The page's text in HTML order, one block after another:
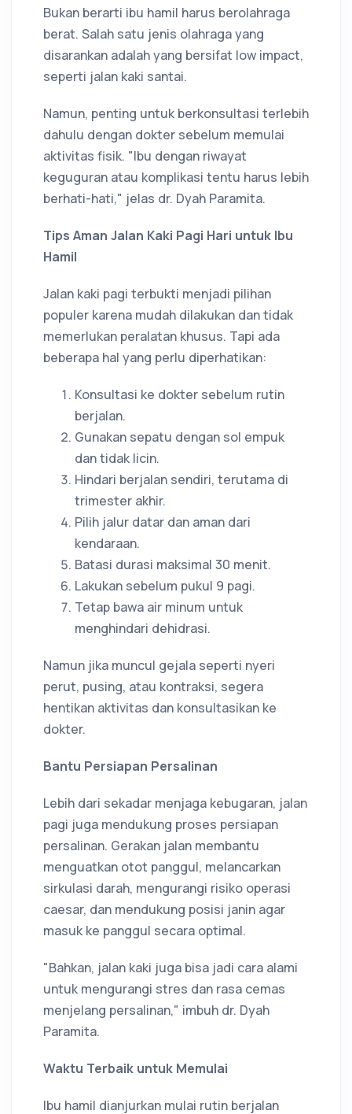
Bukan berarti ibu hamil harus berolahraga
berat. Salah satu jenis olahraga yang
disarankan adalah yang bersifat low impact,
seperti jalan kaki santai.
Namun, penting untuk berkonsultasi terlebih
dahulu dengan dokter sebelum memulai
aktivitas fisik. "Ibu dengan riwayat
keguguran atau komplikasi tentu harus lebih
berhati-hati," jelas dr. Dyah Paramita.
Tips Aman Jalan Kaki Pagi Hari untuk Ibu
Hamil
Jalan kaki pagi terbukti menjadi pilihan
populer karena mudah dilakukan dan tidak
memerlukan peralatan khusus. Tapi ada
beberapa hal yang perlu diperhatikan:
Konsultasi ke dokter sebelum rutin
berjalan.
Gunakan sepatu dengan sol empuk
dan tidak licin.
Hindari berjalan sendiri, terutama di
trimester akhir.
Pilih jalur datar dan aman dari
kendaraan.
Batasi durasi maksimal 30 menit.
Lakukan sebelum pukul 9 pagi.
Tetap bawa air minum untuk
menghindari dehidrasi.
Namun jika muncul gejala seperti nyeri
perut, pusing, atau kontraksi, segera
hentikan aktivitas dan konsultasikan ke
dokter.
Bantu Persiapan Persalinan
Lebih dari sekadar menjaga kebugaran, jalan
pagi juga mendukung proses persiapan
persalinan. Gerakan jalan membantu
menguatkan otot panggul, melancarkan
sirkulasi darah, mengurangi risiko operasi
caesar, dan mendukung posisi janin agar
masuk ke panggul secara optimal.
"Bahkan, jalan kaki juga bisa jadi cara alami
untuk mengurangi stres dan rasa cemas
menjelang persalinan," imbuh dr. Dyah
Paramita.
Waktu Terbaik untuk Memulai
Ibu hamil dianjurkan mulai rutin berjalan